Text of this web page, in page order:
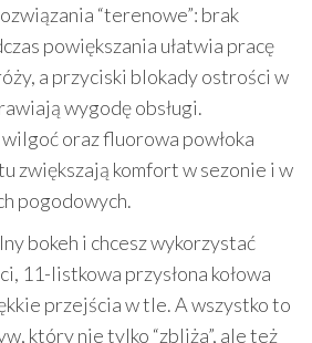
“terenowe”: brak
powiększania ułatwia pracę
a przyciski blokady ostrości w
wygodę obsługi.
oraz fluorowa powłoka
zwiększają komfort w sezonie i w
pogodowych.
bokeh i chcesz wykorzystać
11-listkowa przysłona kołowa
przejścia w tle. A wszystko to
który nie tylko “zbliża”, ale też